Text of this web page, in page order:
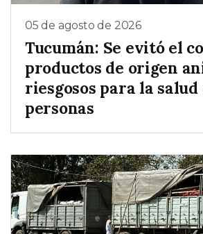
05 de agosto de 2026
Tucumán: Se evitó el
productos de origen
riesgosos para la salud
personas